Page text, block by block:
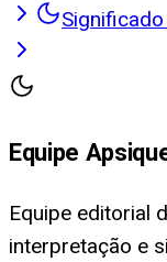
Equipe
Equipe editorial
interpretação e